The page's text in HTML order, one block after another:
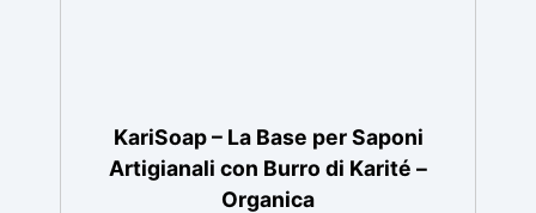
KariSoap – La Base per Saponi
Artigianali con Burro di Karité –
Organica